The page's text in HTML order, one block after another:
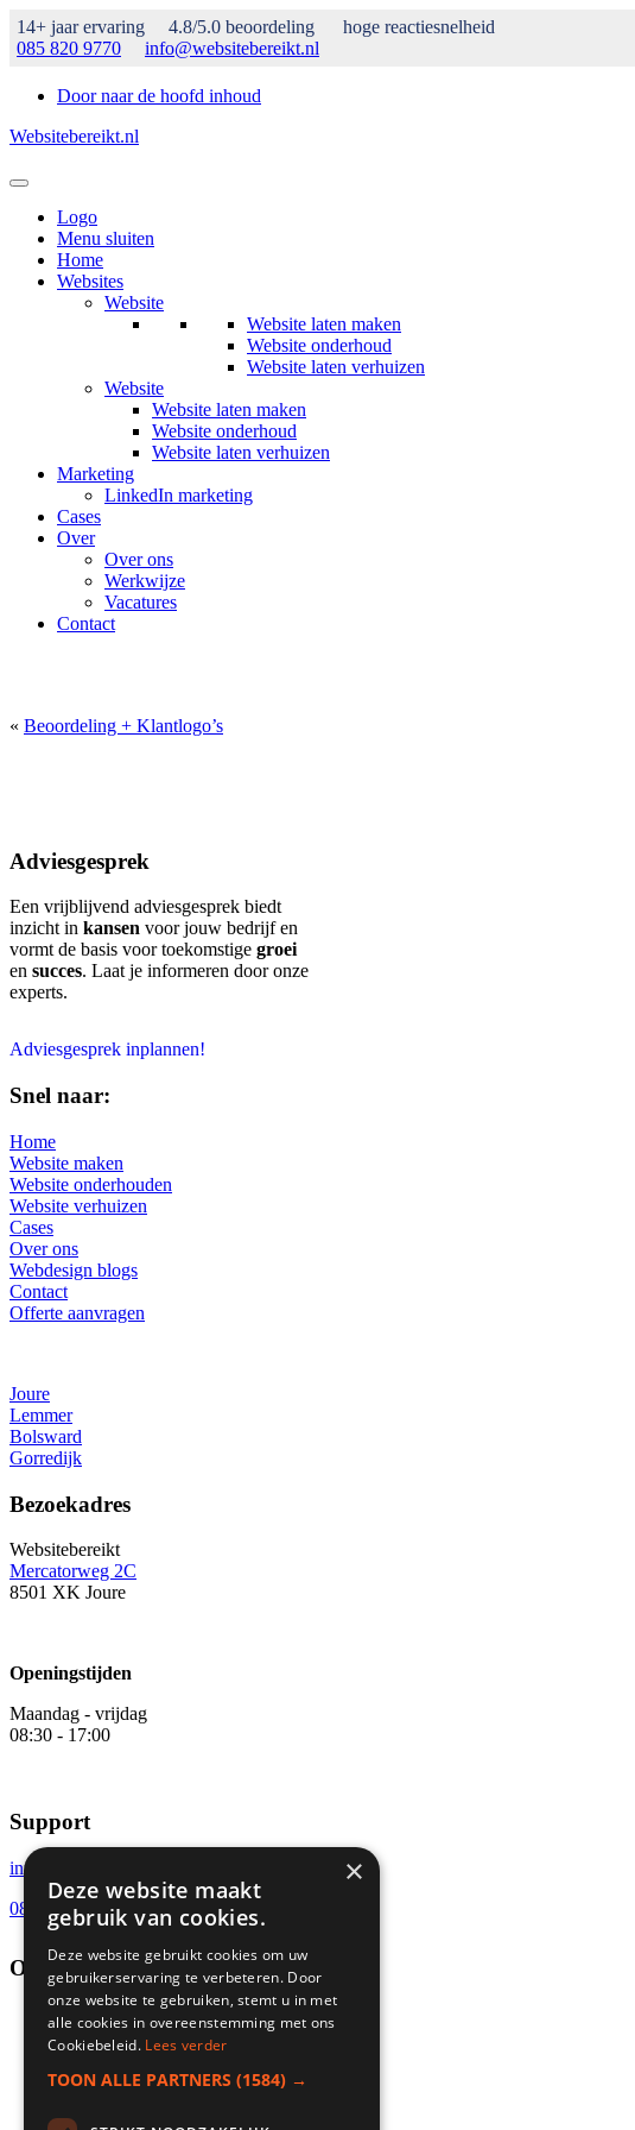
14+ jaar ervaring 4.8/5.0 beoordeling
hoge reactiesnelheid
085 820 9770
info@websitebereikt.nl
Door naar de hoofd inhoud
Websitebereikt.nl
Header
Rechts
Logo
Menu sluiten
Home
Websites
Website
Website laten maken
Website onderhoud
Website laten verhuizen
Website
Website laten maken
Website onderhoud
Website laten verhuizen
Marketing
LinkedIn marketing
Cases
Over
Over ons
Werkwijze
Vacatures
Contact
« Beoordeling + Klantlogo’s
Adviesgesprek
Een vrijblijvend adviesgesprek biedt
inzicht in kansen voor jouw bedrijf en
vormt de basis voor toekomstige groei
en succes. Laat je informeren door onze
experts.
Adviesgesprek inplannen!
Snel naar:
Home
Website maken
Website onderhouden
Website verhuizen
Cases
Over ons
Webdesign blogs
Contact
Offerte aanvragen
Joure
Lemmer
Bolsward
Gorredijk
Bezoekadres
Websitebereikt
Mercatorweg 2C
8501 XK Joure
Openingstijden
Maandag - vrijdag
08:30 - 17:00
Support
info@websitebereikt.nl
085-8209770
Onderdeel van
×
Deze website maakt
gebruik van cookies.
Deze website gebruikt cookies om uw
gebruikerservaring te verbeteren. Door
onze website te gebruiken, stemt u in met
alle cookies in overeenstemming met ons
Cookiebeleid. Lees verder
TOON ALLE PARTNERS (1584) →